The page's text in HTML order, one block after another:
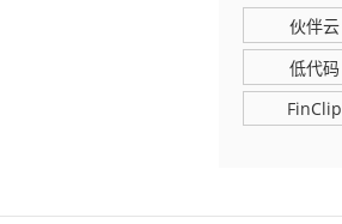
伙伴云
低代码
FinClip